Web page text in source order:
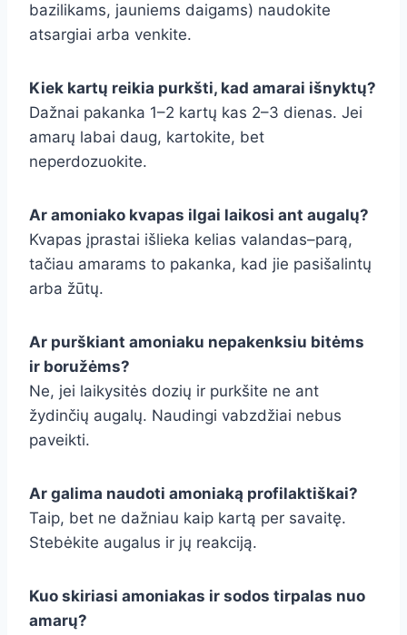
bazilikams, jauniems daigams) naudokite
atsargiai arba venkite.
Kiek kartų reikia purkšti, kad amarai išnyktų?
Dažnai pakanka 1–2 kartų kas 2–3 dienas. Jei
amarų labai daug, kartokite, bet
neperdozuokite.
Ar amoniako kvapas ilgai laikosi ant augalų?
Kvapas įprastai išlieka kelias valandas–parą,
tačiau amarams to pakanka, kad jie pasišalintų
arba žūtų.
Ar purškiant amoniaku nepakenksiu bitėms
ir boružėms?
Ne, jei laikysitės dozių ir purkšite ne ant
žydinčių augalų. Naudingi vabzdžiai nebus
paveikti.
Ar galima naudoti amoniaką profilaktiškai?
Taip, bet ne dažniau kaip kartą per savaitę.
Stebėkite augalus ir jų reakciją.
Kuo skiriasi amoniakas ir sodos tirpalas nuo
amarų?